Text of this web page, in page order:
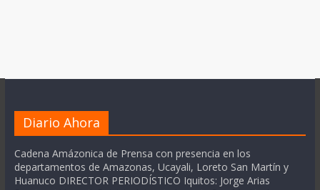
Diario Ahora
Cadena Amázonica de Prensa con presencia en los
departamentos de Amazonas, Ucayali, Loreto San Martín y
Huanuco DIRECTOR PERIODÍSTICO Iquitos: Jorge Arias